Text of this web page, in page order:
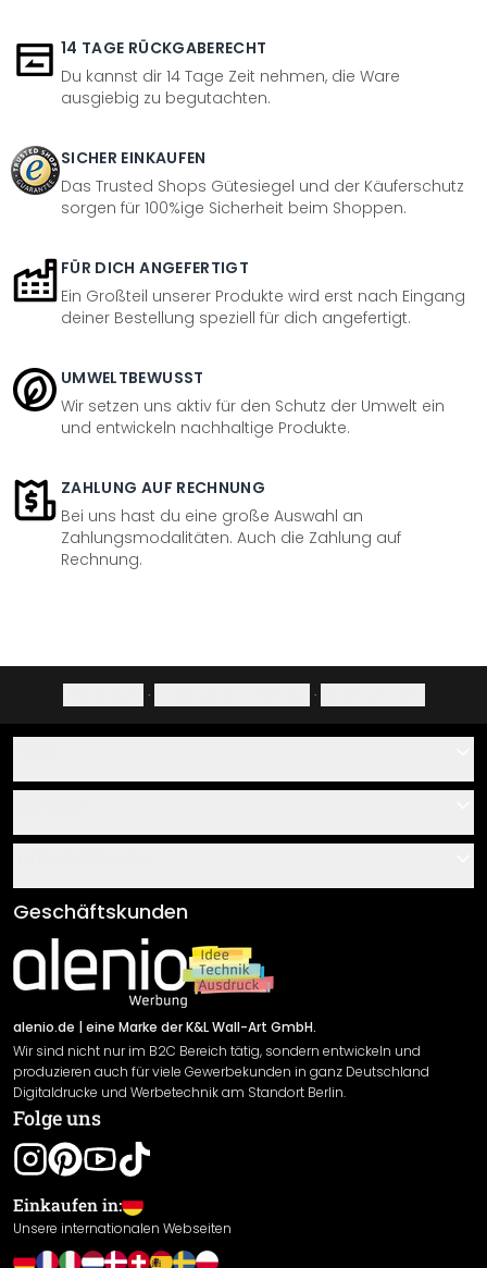
14 TAGE RÜCKGABERECHT
Du kannst dir 14 Tage Zeit nehmen, die Ware
ausgiebig zu begutachten.
SICHER EINKAUFEN
Das Trusted Shops Gütesiegel und der Käuferschutz
sorgen für 100%ige Sicherheit beim Shoppen.
FÜR DICH ANGEFERTIGT
Ein Großteil unserer Produkte wird erst nach Eingang
deiner Bestellung speziell für dich angefertigt.
UMWELTBEWUSST
Wir setzen uns aktiv für den Schutz der Umwelt ein
und entwickeln nachhaltige Produkte.
ZAHLUNG AUF RECHNUNG
Bei uns hast du eine große Auswahl an
Zahlungsmodalitäten. Auch die Zahlung auf
Rechnung.
· ·
Über uns
Klebe- und Montageanleitungen
Newsletter An-/Abmeldung
Sendungsverfolgung
AGB
Impressum
Versand & Zahlung
Rücksendung
Widerrufsrecht
Datenschutzerklärung
Gewährleistung
Leistungserklärung / CE-Zeichen
Cookie Einstellungen
Geschäftskunden
alenio.de | eine Marke der K&L Wall-Art GmbH.
Wir sind nicht nur im B2C Bereich tätig, sondern entwickeln und
produzieren auch für viele Gewerbekunden in ganz Deutschland
Digitaldrucke und Werbetechnik am Standort Berlin.
Folge uns
Einkaufen in:
Unsere internationalen Webseiten